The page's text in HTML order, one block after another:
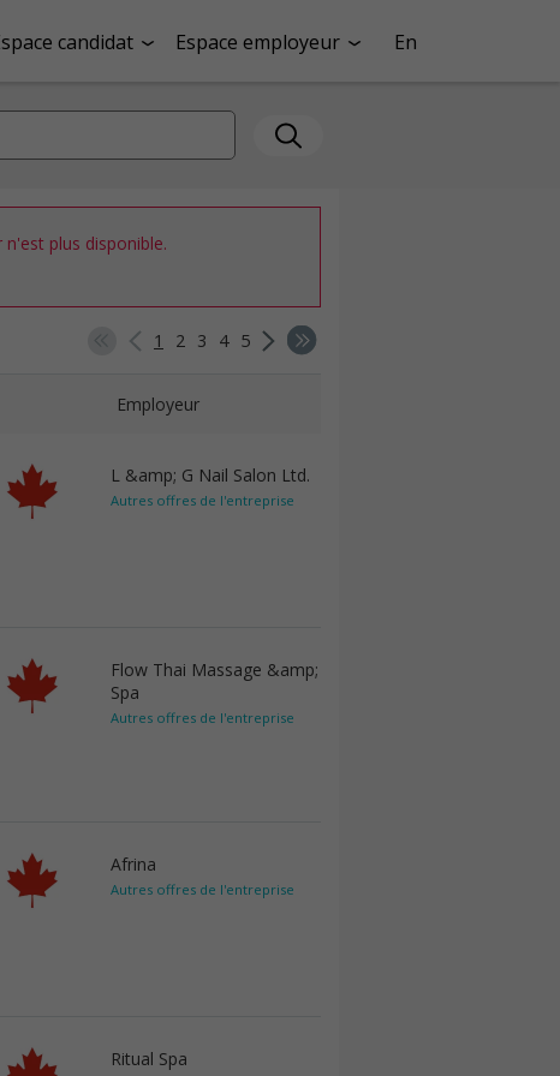
candidat Espace employeur En
plus disponible.
1 2 3 4 5
Employeur
L &amp; G Nail Salon Ltd.
Autres offres de l'entreprise
Flow Thai Massage &amp;
Spa
Autres offres de l'entreprise
Afrina
Autres offres de l'entreprise
Ritual Spa